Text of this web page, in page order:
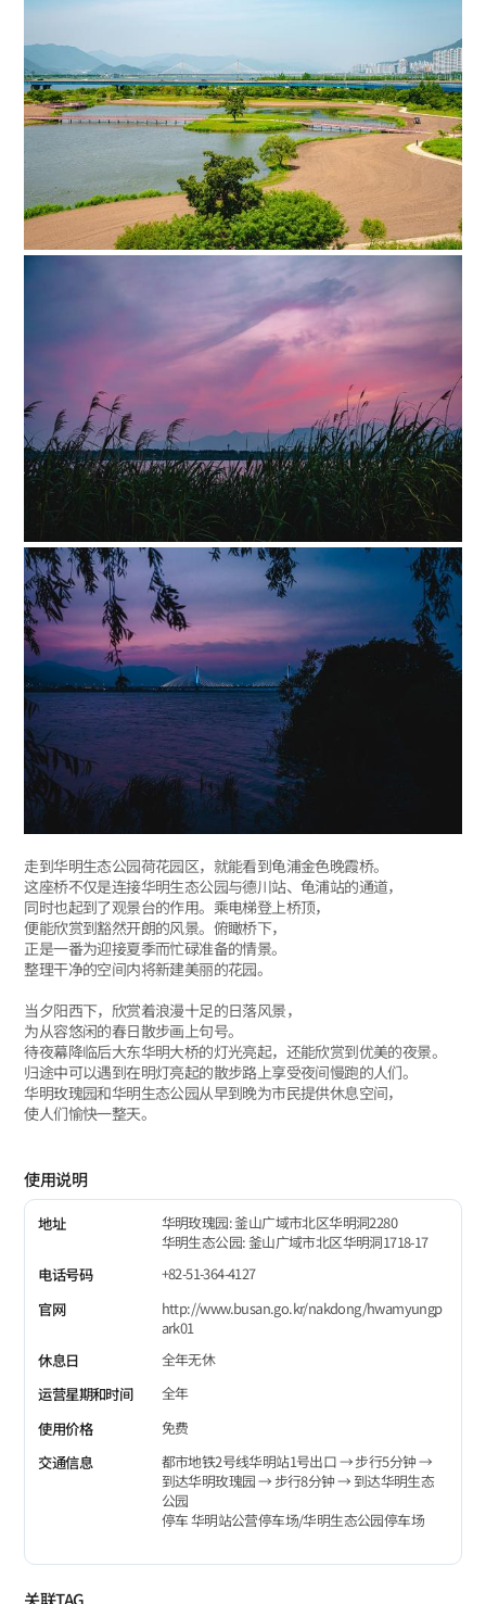
走到华明生态公园荷花园区，就能看到龟浦金色晚霞桥。
这座桥不仅是连接华明生态公园与德川站、龟浦站的通道，
同时也起到了观景台的作用。乘电梯登上桥顶，
便能欣赏到豁然开朗的风景。俯瞰桥下，
正是一番为迎接夏季而忙碌准备的情景。
整理干净的空间内将新建美丽的花园。
当夕阳西下，欣赏着浪漫十足的日落风景，
为从容悠闲的春日散步画上句号。
待夜幕降临后大东华明大桥的灯光亮起，还能欣赏到优美的夜景。
归途中可以遇到在明灯亮起的散步路上享受夜间慢跑的人们。
华明玫瑰园和华明生态公园从早到晚为市民提供休息空间，
使人们愉快一整天。
使用说明
地址
华明玫瑰园: 釜山广域市北区华明洞2280
华明生态公园: 釜山广域市北区华明洞1718-17
电话号码
+82-51-364-4127
官网
http://www.busan.go.kr/nakdong/hwamyungp
ark01
休息日
全年无休
运营星期和时间
全年
使用价格
免费
交通信息
都市地铁2号线华明站1号出口 → 步行5分钟 →
到达华明玫瑰园 → 步行8分钟 → 到达华明生态
公园
停车 华明站公营停车场/华明生态公园停车场
关联TAG